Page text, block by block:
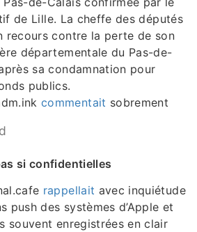
commentait sobrement
si confidentielles
rappellait avec inquiétude
push des systèmes d’Apple et
souvent enregistrées en clair